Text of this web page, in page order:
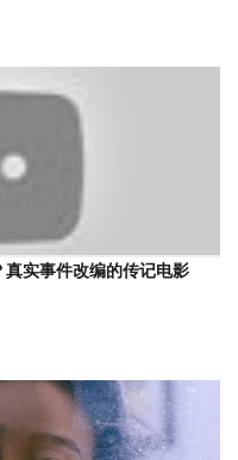
真实事件改编的传记电影